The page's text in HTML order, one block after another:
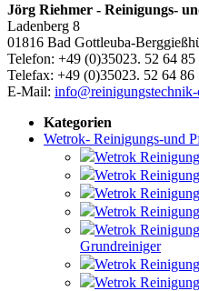
Jörg Riehmer - Reinigungs-
Ladenberg 8
01816 Bad Gottleuba-
Telefon: +49 (0)35023. 52 64 85
Telefax: +49 (0)35023. 52 64 86
E-Mail: info@reinigungstechnik-
Kategorien
Wetrok- Reinigungs-und
Wetrok
Wetrok
Wetrok
Wetrok
Wetrok
Grundreiniger
Wetrok
Wetrok